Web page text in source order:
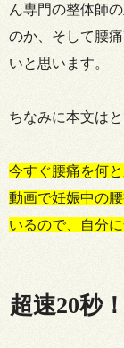
ん専門の整体師
のか、そして腰
いと思います。
ちなみに本文は
今すぐ腰痛を何
動画で妊娠中の
いるので、自分
超速20秒